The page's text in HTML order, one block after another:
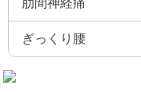
肋間神経痛
ぎっくり腰